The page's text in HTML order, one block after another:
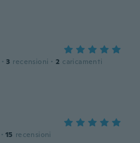
· 3 recensioni · 2 caricamenti
· 15 recensioni